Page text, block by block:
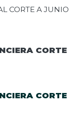
CORTE A JUNIO
CORTE
CORTE